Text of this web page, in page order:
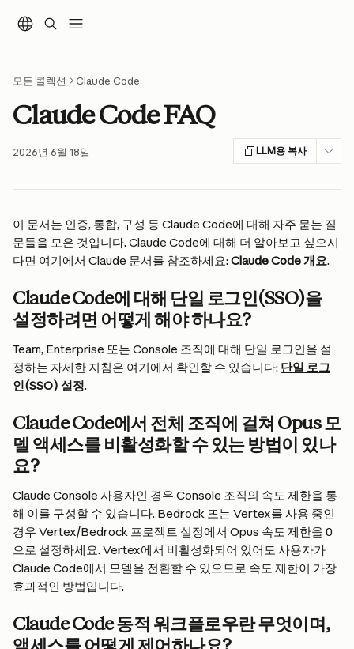
모든 콜렉션 Claude Code
Claude Code FAQ
2026년 6월 18일 LLM용 복사
이 문서는 인증, 통합, 구성 등 Claude Code에 대해 자주 묻는 질
문들을 모은 것입니다. Claude Code에 대해 더 알아보고 싶으시
다면 여기에서 Claude 문서를 참조하세요: Claude Code 개요.
Claude Code에 대해 단일 로그인(SSO)을
설정하려면 어떻게 해야 하나요?
Team, Enterprise 또는 Console 조직에 대해 단일 로그인을 설
정하는 자세한 지침은 여기에서 확인할 수 있습니다: 단일 로그
인(SSO) 설정.
Claude Code에서 전체 조직에 걸쳐 Opus 모
델 액세스를 비활성화할 수 있는 방법이 있나
요?
Claude Console 사용자인 경우 Console 조직의 속도 제한을 통
해 이를 구성할 수 있습니다. Bedrock 또는 Vertex를 사용 중인
경우 Vertex/Bedrock 프로젝트 설정에서 Opus 속도 제한을 0
으로 설정하세요. Vertex에서 비활성화되어 있어도 사용자가
Claude Code에서 모델을 전환할 수 있으므로 속도 제한이 가장
효과적인 방법입니다.
Claude Code 동적 워크플로우란 무엇이며,